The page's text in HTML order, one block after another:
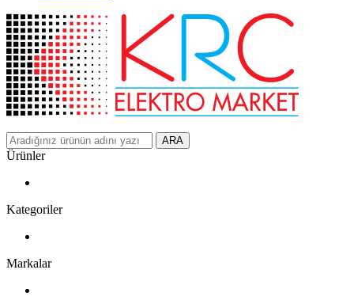
ARA
Ürünler
Kategoriler
Markalar